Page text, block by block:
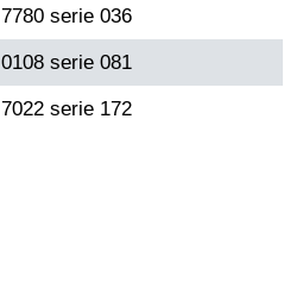
7780 serie 036
0108 serie 081
7022 serie 172